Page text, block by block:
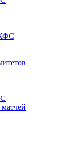
матчей